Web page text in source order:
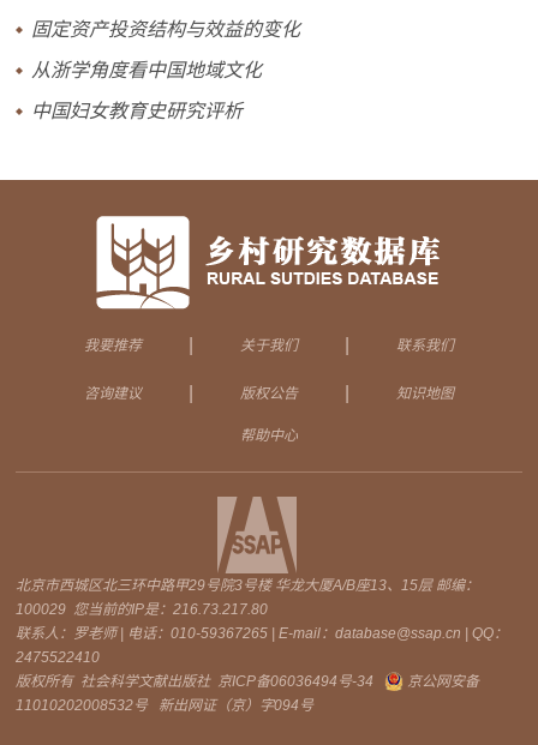
固定资产投资结构与效益的变化
从浙学角度看中国地域文化
中国妇女教育史研究评析
我要推荐 关于我们 联系我们
咨询建议 版权公告 知识地图
帮助中心
北京市西城区北三环中路甲29号院3号楼 华龙大厦A/B座13、15层 邮编：
100029 您当前的IP是：216.73.217.80
联系人：罗老师 | 电话：010-59367265 | E-mail：database@ssap.cn | QQ：
2475522410
版权所有 社会科学文献出版社 京ICP备06036494号-34
京公网安备
11010202008532号
新出网证（京）字094号